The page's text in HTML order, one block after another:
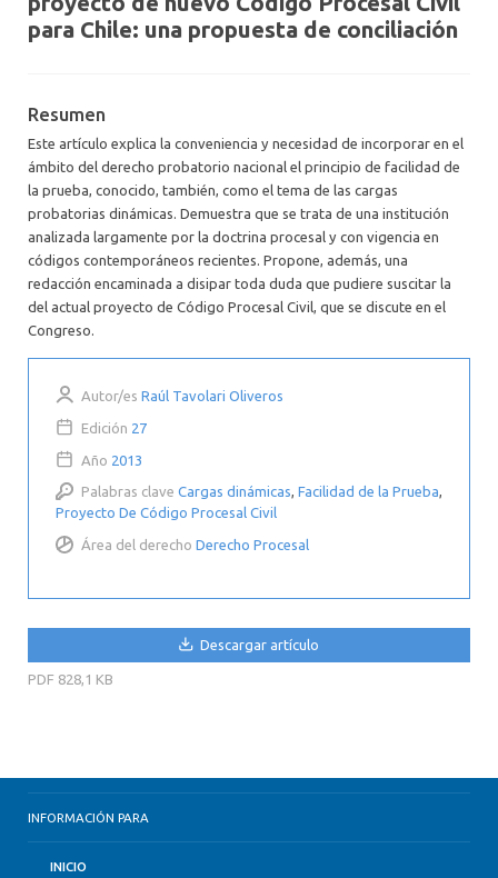
para Chile: una propuesta de conciliación
Resumen
Este artículo explica la conveniencia y necesidad de incorporar en el
ámbito del derecho probatorio nacional el principio de facilidad de
la prueba, conocido, también, como el tema de las cargas
probatorias dinámicas. Demuestra que se trata de una institución
analizada largamente por la doctrina procesal y con vigencia en
códigos contemporáneos recientes. Propone, además, una
redacción encaminada a disipar toda duda que pudiere suscitar la
del actual proyecto de Código Procesal Civil, que se discute en el
Congreso.
Autor/es Raúl Tavolari Oliveros
Edición 27
Año 2013
Palabras clave Cargas dinámicas, Facilidad de la Prueba,
Proyecto De Código Procesal Civil
Área del derecho Derecho Procesal
Descargar artículo
PDF 828,1 KB
INFORMACIÓN PARA
INICIO